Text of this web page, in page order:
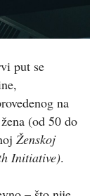
put se
na
(od 50 do
Ženskoj
Initiative).